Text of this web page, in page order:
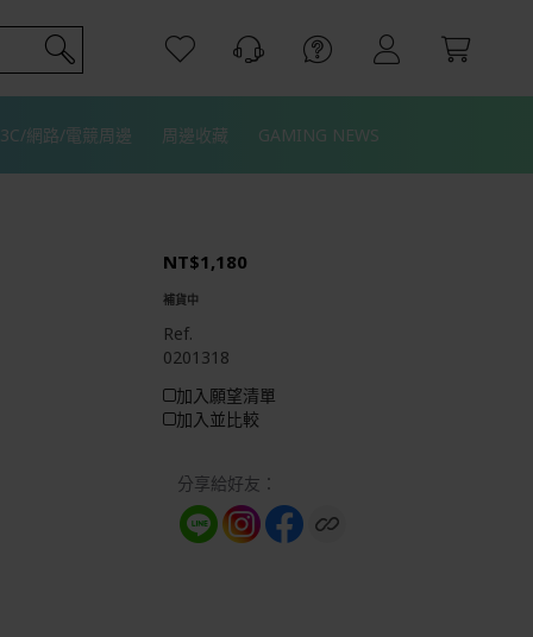
3C/網路/電競周邊 周邊收藏 GAMING NEWS
NT$1,180
補貨中
Ref.
0201318
加入願望清單
加入並比較
分享給好友：